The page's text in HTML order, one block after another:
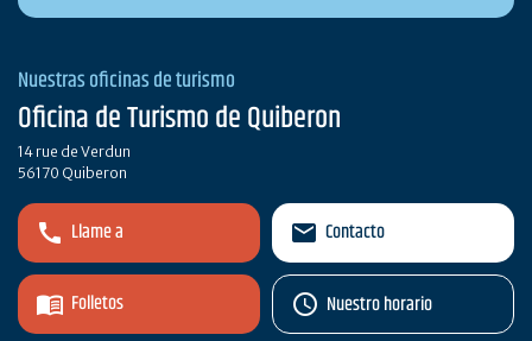
Nuestras oficinas de turismo
Oficina de Turismo de Quiberon
14 rue de Verdun
56170 Quiberon
Llame a
Folletos
Contacto
Nuestro horario